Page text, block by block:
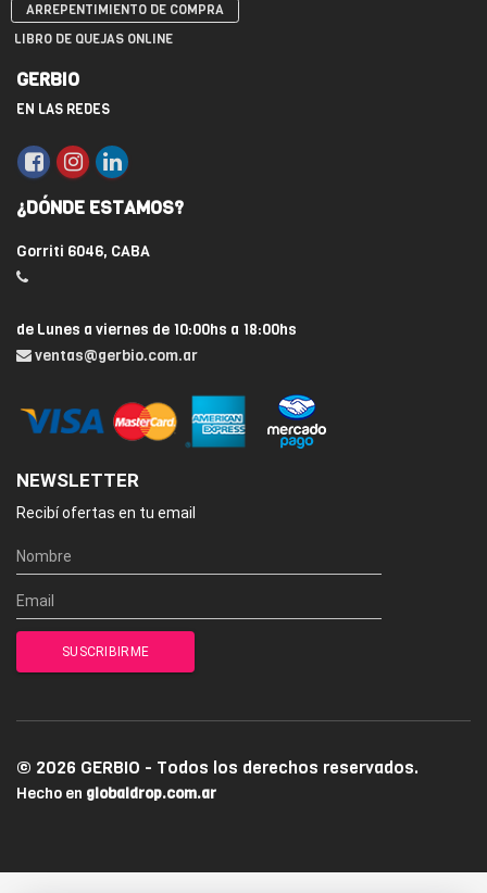
ARREPENTIMIENTO DE COMPRA
LIBRO DE QUEJAS ONLINE
GERBIO
EN LAS REDES
¿DÓNDE ESTAMOS?
Gorriti 6046, CABA
de Lunes a viernes de 10:00hs a 18:00hs
ventas@gerbio.com.ar
NEWSLETTER
Recibí ofertas en tu email
© 2026 GERBIO - Todos los derechos reservados.
Hecho en globaldrop.com.ar